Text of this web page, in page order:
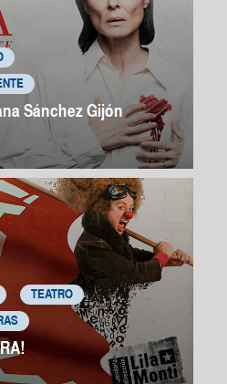
Sánchez Gijón
TEATRO